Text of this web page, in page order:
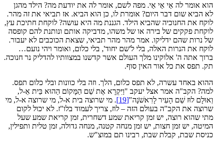
הוא אומר לה אַי אַי אַי. מפה לשם, אומר לה את יודעת מה? הילד מהגן
לא הביא שום דבר היום? אומרת לו, כן הוא הביא. אז תביאי את זה מהר.
לוקח את החנוכיה שהביא הילד. הגננת מה היא עושה? לוקחת חתיכת עץ,
לוקחת פקקים של בירה או של משהו, מדביקה אותם ונותנת להם קופסה
של נרות שהם ידליקו. אמר מהר מהר תביאי, שצאת הכוכבים לא יעבור.
לוקח את הנרות האלה, בלי ל'שם יחוד', בלי כלום, ואומר ויהי נועם…
ברוך אתה ה' אלוקינו מלך העולם אשר קדשנו במצוותיו להדליק נר חנוכה.
תק. תפס את כל אור האין סוף.
ההוא באחד עשרה, לא תפס כלום, הלך. וזה בלי כוונות ובלי כלום תפס.
למה? הקב"ה אמר אצל יעקב "וַיִּקְרָא אֶת שֵׁם הַמָּקוֹם הַהוּא בֵּית אֵ‑ל,
וְאוּלָם לוּז שֵׁם הָעִיר לָרִאשֹׁנָה"[19]
. מי שרוצה בית א‑ל, מי שרוצה א‑ל, מי
שרוצה את הקב"ה בעולם הזה – לוז, צריך לעמוד בלו"ז. לא יכול לקום
מתי שהוא רוצה, יש זמן קריאת שמע דשחרית, זמן קריאת שמע שעל
המיטה, יש זמן חצות, יש זמן מנחה קטנה, מנחה גדולה, זמן טלית ותפילין,
כניסת שבת, קבלת שבת, רבינו תם במוצ"ש.